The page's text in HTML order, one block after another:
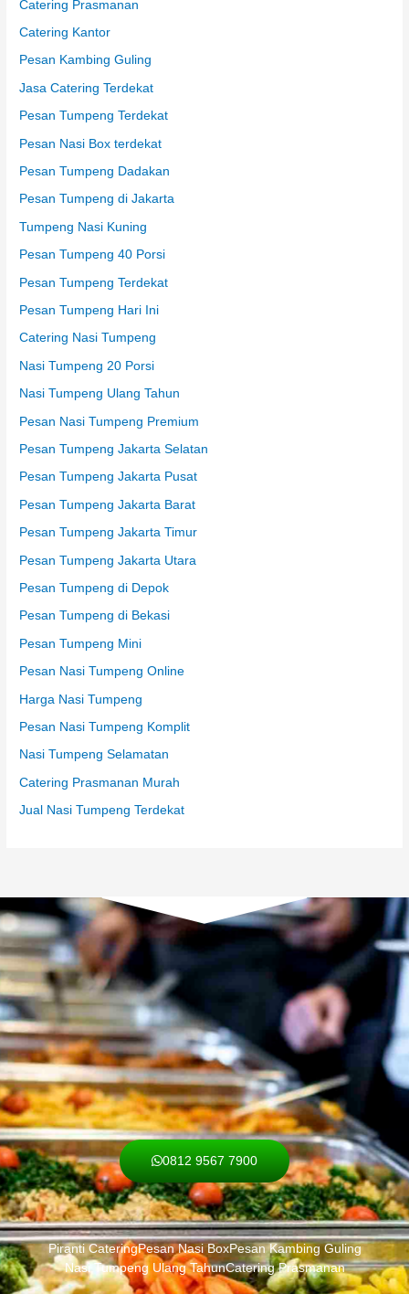
Catering Prasmanan
Catering Kantor
Pesan Kambing Guling
Jasa Catering Terdekat
Pesan Tumpeng Terdekat
Pesan Nasi Box terdekat
Pesan Tumpeng Dadakan
Pesan Tumpeng di Jakarta
Tumpeng Nasi Kuning
Pesan Tumpeng 40 Porsi
Pesan Tumpeng Terdekat
Pesan Tumpeng Hari Ini
Catering Nasi Tumpeng
Nasi Tumpeng 20 Porsi
Nasi Tumpeng Ulang Tahun
Pesan Nasi Tumpeng Premium
Pesan Tumpeng Jakarta Selatan
Pesan Tumpeng Jakarta Pusat
Pesan Tumpeng Jakarta Barat
Pesan Tumpeng Jakarta Timur
Pesan Tumpeng Jakarta Utara
Pesan Tumpeng di Depok
Pesan Tumpeng di Bekasi
Pesan Tumpeng Mini
Pesan Nasi Tumpeng Online
Harga Nasi Tumpeng
Pesan Nasi Tumpeng Komplit
Nasi Tumpeng Selamatan
Catering Prasmanan Murah
Jual Nasi Tumpeng Terdekat
0812 9567 7900
Piranti CateringPesan Nasi BoxPesan Kambing Guling
Nasi Tumpeng Ulang TahunCatering Prasmanan